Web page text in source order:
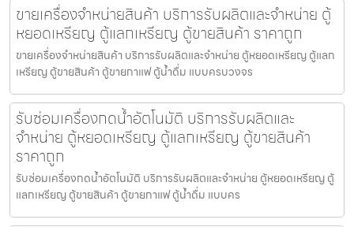
ขายเครื่องจำหน่ายสินค้า บริการรับผลิตและจำหน่าย ตู้
หยอดเหรียญ ตู้แลกเหรียญ ตู้ขายสินค้า ราคาถูก
ขายเครื่องจำหน่ายสินค้า บริการรับผลิตและจำหน่าย ตู้หยอดเหรียญ ตู้แลก
เหรียญ ตู้ขายสินค้า ตู้ขายกาแฟ ตู้น้ำดื่ม แบบครบวงจร
รับซ่อมเครื่องกดน้ำอัตโนมัติ บริการรับผลิตและ
จำหน่าย ตู้หยอดเหรียญ ตู้แลกเหรียญ ตู้ขายสินค้า
ราคาถูก
รับซ่อมเครื่องกดน้ำอัตโนมัติ บริการรับผลิตและจำหน่าย ตู้หยอดเหรียญ ตู้
แลกเหรียญ ตู้ขายสินค้า ตู้ขายกาแฟ ตู้น้ำดื่ม แบบคร